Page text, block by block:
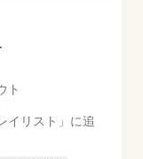
ト
イリスト」に追